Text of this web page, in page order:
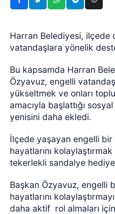
Harran Belediyesi, ilçede
vatandaşlara yönelik
Bu kapsamda Harran
Özyavuz, engelli
yükseltmek ve onları
amacıyla başlattığı
yenisini daha ekledi.
İlçede yaşayan engelli
hayatlarını
tekerlekli sandalye
Başkan Özyavuz, engelli
hayatlarını
daha aktif rol almaları